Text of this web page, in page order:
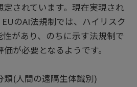
されています。現在実現され
のAI法規制では、ハイリスク
があり、のちに示す法規制で
が必要となるようです。
(人間の遠隔生体識別)